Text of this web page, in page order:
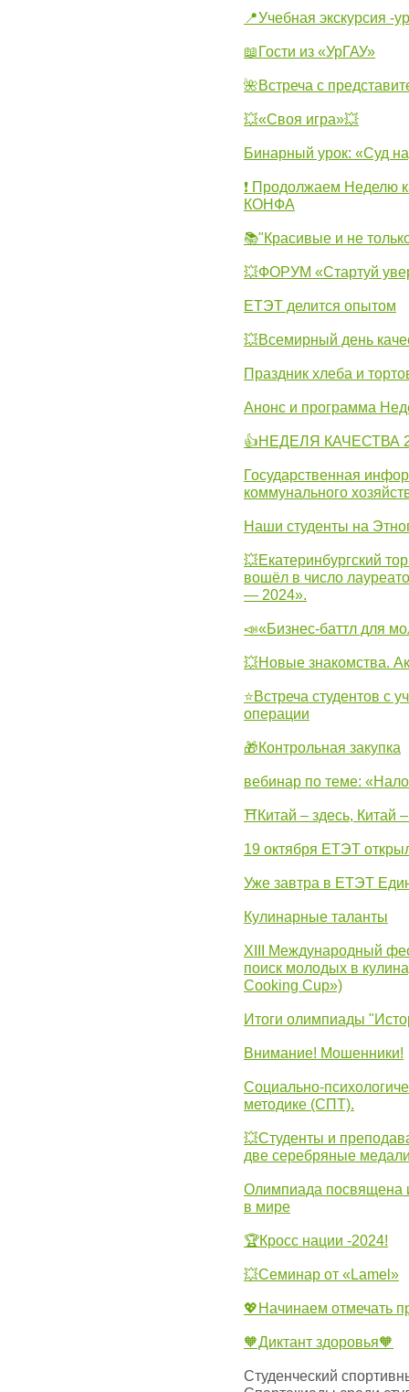
📍Учебная экскурсия -
📖Гости из «УрГАУ»
🌺Встреча с
💥«Своя игра»💥
Бинарный урок: «Суд
❗ Продолжаем Неделю
КОНФА
📚"Красивые и не
💥ФОРУМ «Стартуй
ЕТЭТ делится опытом
💥Всемирный день
Праздник хлеба и
Анонс и программа
👍НЕДЕЛЯ КАЧЕСТВА
Государственная
коммунального
Наши студенты на
💥Екатеринбургский
вошёл в число
— 2024».
📣«Бизнес-баттл для
💥Новые знакомства.
⭐Встреча студентов с
операции
🎁Контрольная закупка
вебинар по теме:
⛩Китай – здесь, Китай
19 октября ЕТЭТ
Уже завтра в ЕТЭТ
Кулинарные таланты
XIII Международный
поиск молодых в
Cooking Cup»)
Итоги олимпиады
Внимание! Мошенники!
Социально-
методике (СПТ).
💥Студенты и
две серебряные
Олимпиада посвящена
в мире
🏆Кросс нации -2024!
💥Семинар от «Lamel»
💖Начинаем отмечать
🧡Диктант здоровья🧡
Студенческий